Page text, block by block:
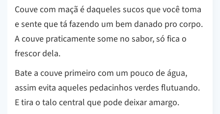
Couve com maçã é daqueles sucos que você toma
e sente que tá fazendo um bem danado pro corpo.
A couve praticamente some no sabor, só fica o
frescor dela.
Bate a couve primeiro com um pouco de água,
assim evita aqueles pedacinhos verdes flutuando.
E tira o talo central que pode deixar amargo.